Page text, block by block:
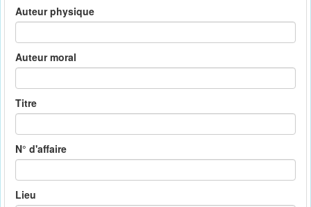
Auteur physique
Auteur moral
Titre
N° d'affaire
Lieu